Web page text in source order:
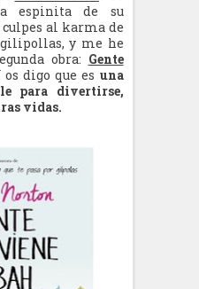
espinita de su
al karma de
y me he
obra: Gente
os digo que es una
para divertirse,
vidas.